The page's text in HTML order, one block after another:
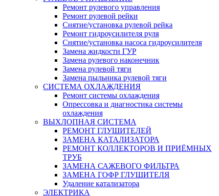
Ремонт рулевого управления
Ремонт рулевой рейки
Снятие/установка рулевой рейка
Ремонт гидроусилителя руля
Снятие/установка насоса гидроусилителя
Замена жидкости ГУР
Замена рулевого наконечник
Замена рулевой тяги
Замена пыльника рулевой тяги
СИСТЕМА ОХЛАЖДЕНИЯ
Ремонт системы охлаждения
Опрессовка и диагностика системы
охлаждения
ВЫХЛОПНАЯ СИСТЕМА
РЕМОНТ ГЛУШИТЕЛЕЙ
ЗАМЕНА КАТАЛИЗАТОРА
РЕМОНТ КОЛЛЕКТОРОВ И ПРИЁМНЫХ
ТРУБ
ЗАМЕНА САЖЕВОГО ФИЛЬТРА
ЗАМЕНА ГОФР ГЛУШИТЕЛЯ
Удаление катализатора
ЭЛЕКТРИКА